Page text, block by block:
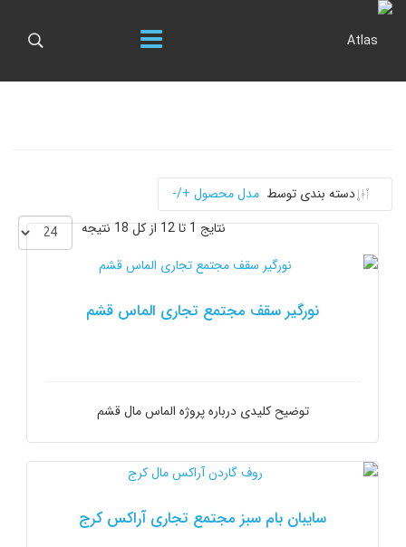
دسته بندی توسط مدل محصول +/-
نتایج 1 تا 12 از کل 18 نتیجه
نورگیر سقف مجتمع تجاری الماس قشم
توضیح کلیدی درباره پروژه الماس مال قشم
سایبان بام سبز مجتمع تجاری آراکس کرج